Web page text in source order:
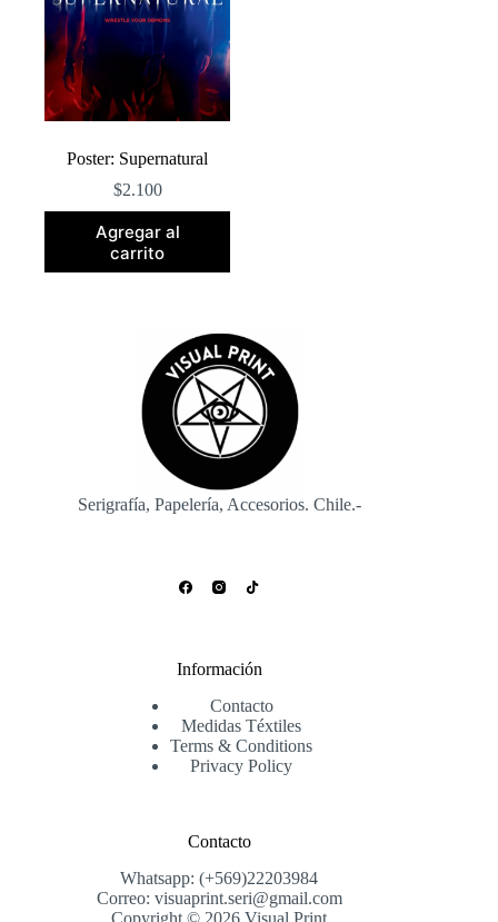
Poster: Supernatural
$2.100
Agregar al
carrito
Serigrafía, Papelería, Accesorios. Chile.-
Información
Contacto
Medidas Téxtiles
Terms & Conditions
Privacy Policy
Contacto
Whatsapp: (+569)22203984
Correo: visuaprint.seri@gmail.com
Copyright © 2026 Visual Print